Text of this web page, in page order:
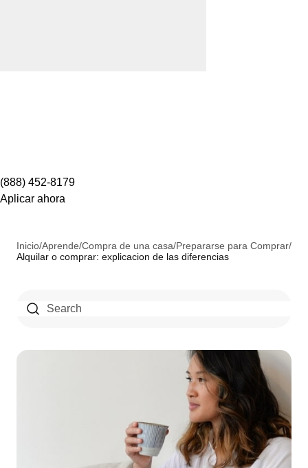
(888) 452-8179
Aplicar ahora
Inicio/Aprende/Compra de una casa/Prepararse para Comprar/
Alquilar o comprar: explicacion de las diferencias